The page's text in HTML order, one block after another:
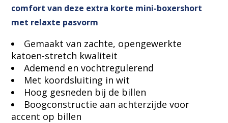
comfort van deze extra korte mini-boxershort
met relaxte pasvorm
Gemaakt van zachte, opengewerkte
katoen-stretch kwaliteit
Ademend en vochtregulerend
Met koordsluiting in wit
Hoog gesneden bij de billen
Boogconstructie aan achterzijde voor
accent op billen